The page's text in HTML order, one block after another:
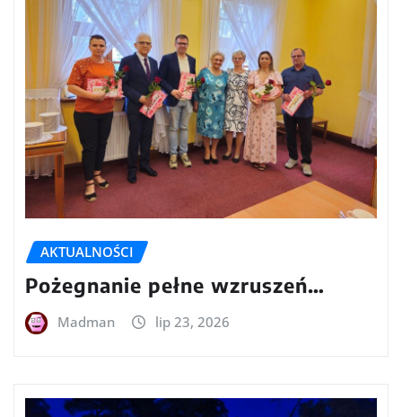
AKTUALNOŚCI
Pożegnanie pełne wzruszeń…
Madman lip 23, 2026